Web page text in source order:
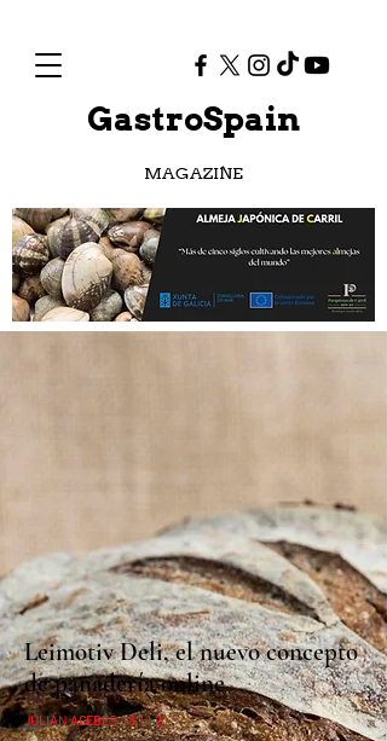
GastroSpain
MAGAZINE
Leimotiv Deli, el nuevo concepto
de panadería online
JULIÁN ACEBES 18.11.21